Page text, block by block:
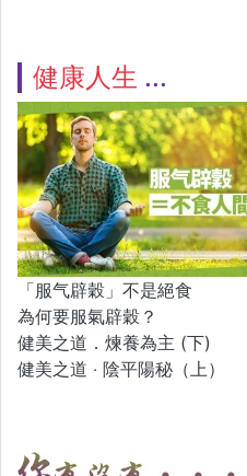
健康人生
「服气辟穀」不是絕食
為何要服氣辟穀？
健美之道．煉養為主 (下)
健美之道 ‧ 陰平陽秘（上）